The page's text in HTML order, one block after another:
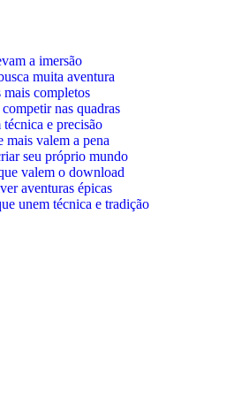
a imersão
muita aventura
completos
nas quadras
técnica e precisão
mais valem a pena
seu próprio mundo
valem o download
aventuras épicas
unem técnica e tradição